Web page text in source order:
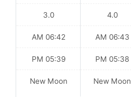
4.0
06:43 AM
05:38 PM
New Moon
3.0
06:42 AM
05:39 PM
New Moon